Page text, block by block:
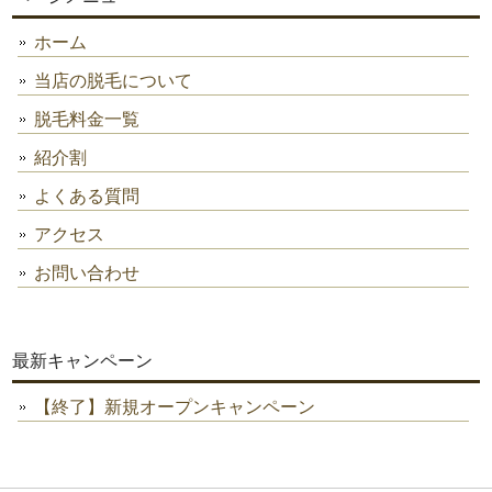
ホーム
当店の脱毛について
脱毛料金一覧
紹介割
よくある質問
アクセス
お問い合わせ
最新キャンペーン
【終了】新規オープンキャンペーン